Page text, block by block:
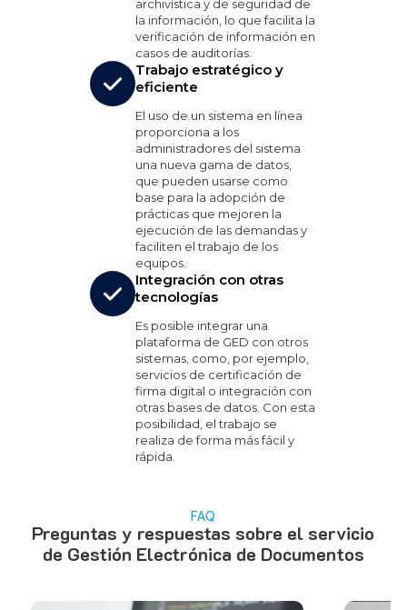
archivística y de seguridad de
la información, lo que facilita la
verificación de información en
casos de auditorías.
Trabajo estratégico y
eficiente
El uso de un sistema en línea
proporciona a los
administradores del sistema
una nueva gama de datos,
que pueden usarse como
base para la adopción de
prácticas que mejoren la
ejecución de las demandas y
faciliten el trabajo de los
equipos.
Integración con otras
tecnologías
Es posible integrar una
plataforma de GED con otros
sistemas, como, por ejemplo,
servicios de certificación de
firma digital o integración con
otras bases de datos. Con esta
posibilidad, el trabajo se
realiza de forma más fácil y
rápida.
FAQ
Preguntas y respuestas sobre el servicio
de Gestión Electrónica de Documentos